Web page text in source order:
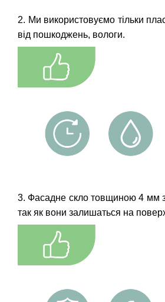
2. Ми використовуємо тільки
від пошкоджень, вологи.
3. Фасадне скло товщиною 4 мм
так як вони залишаться на